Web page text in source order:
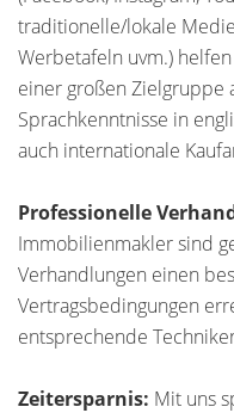
traditionelle/lokale
Werbetafeln uvm.)
einer großen Zielgruppe
Sprachkenntnisse in
auch internationale
Professionelle
Immobilienmakler sind
Verhandlungen einen
Vertragsbedingungen
entsprechende
Zeitersparnis: Mit uns